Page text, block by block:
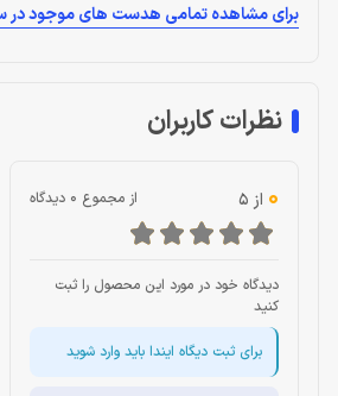
برای مشاهده تمامی هدست های موجود در
نظرات کاربران
0 از 5 از مجموع 0 دیدگاه
دیدگاه خود در مورد این محصول را ثبت
کنید
برای ثبت دیگاه ایندا باید وارد شوید